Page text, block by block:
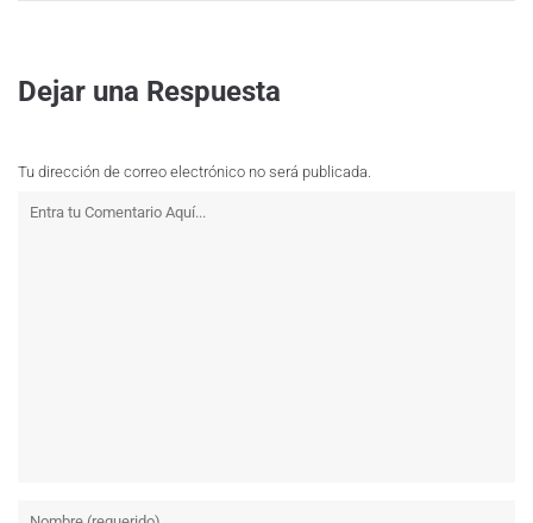
Dejar una Respuesta
Tu dirección de correo electrónico no será publicada.